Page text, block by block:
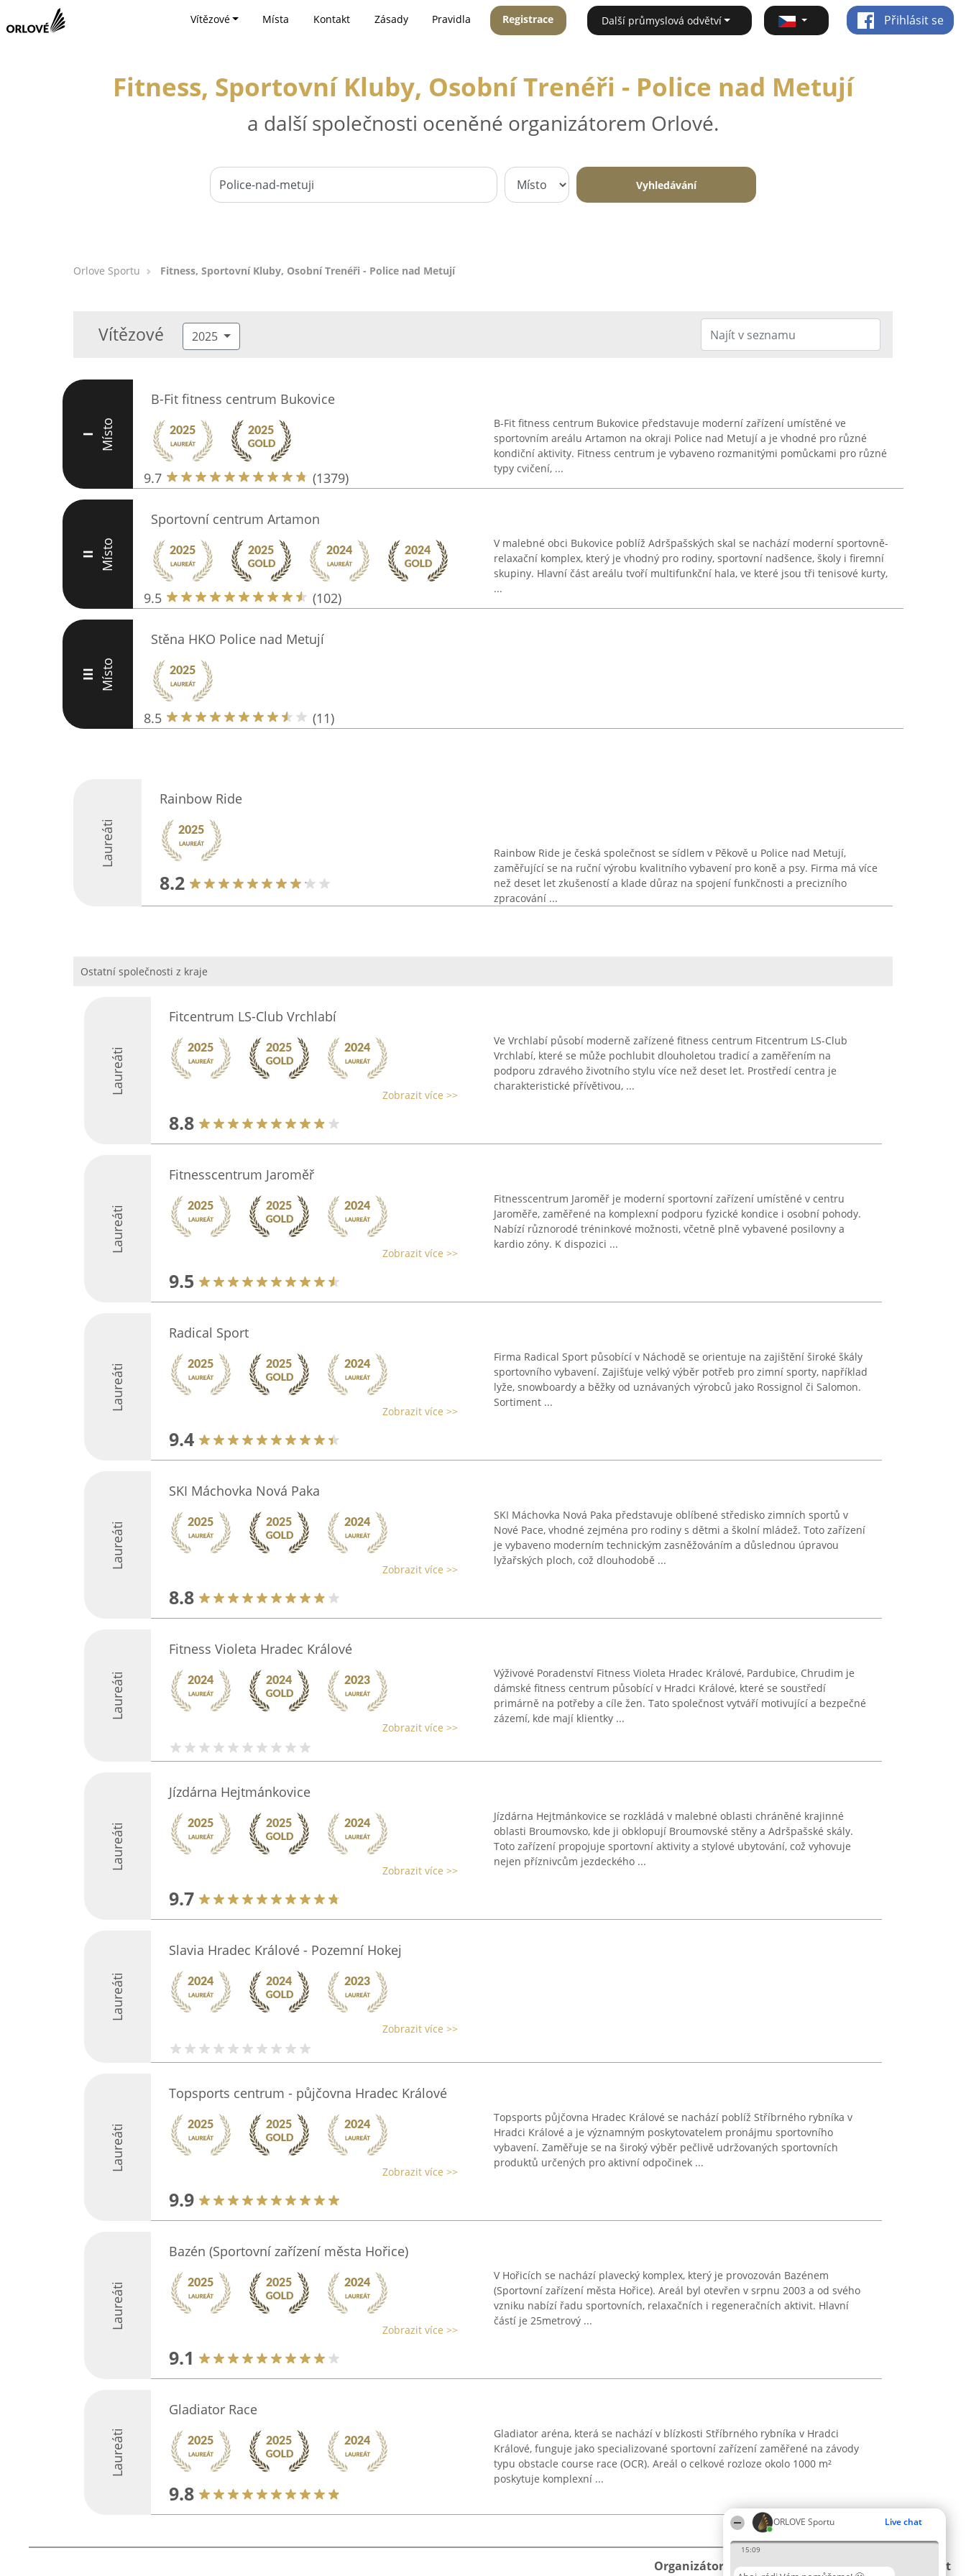
ORLOVE Sportu Live chat
15:09
Vítězové Místa Kontakt Zásady Pravidla Registrace Další průmyslová odvětví Přihlásit se
Fitness, Sportovní Kluby, Osobní Trenéři - Police nad Metují
a další společnosti oceněné organizátorem Orlové.
Vyhledávání
Orlove Sportu Fitness, Sportovní Kluby, Osobní Trenéři - Police nad Metují
Vítězové 2025
I Místo
B-Fit fitness centrum Bukovice
9.7 (1379)
B-Fit fitness centrum Bukovice představuje moderní zařízení umístěné ve
sportovním areálu Artamon na okraji Police nad Metují a je vhodné pro různé
kondiční aktivity. Fitness centrum je vybaveno rozmanitými pomůckami pro různé
typy cvičení, ...
II Místo
Sportovní centrum Artamon
9.5 (102)
V malebné obci Bukovice poblíž Adršpašských skal se nachází moderní sportovně-
relaxační komplex, který je vhodný pro rodiny, sportovní nadšence, školy i firemní
skupiny. Hlavní část areálu tvoří multifunkční hala, ve které jsou tři tenisové kurty,
...
III Místo
Stěna HKO Police nad Metují
8.5 (11)
Laureáti
Rainbow Ride
8.2
Rainbow Ride je česká společnost se sídlem v Pěkově u Police nad Metují,
zaměřující se na ruční výrobu kvalitního vybavení pro koně a psy. Firma má více
než deset let zkušeností a klade důraz na spojení funkčnosti a precizního
zpracování ...
Ostatní společnosti z kraje
Laureáti
Fitcentrum LS-Club Vrchlabí
Zobrazit více >>
8.8
Ve Vrchlabí působí moderně zařízené fitness centrum Fitcentrum LS-Club
Vrchlabí, které se může pochlubit dlouholetou tradicí a zaměřením na
podporu zdravého životního stylu více než deset let. Prostředí centra je
charakteristické přívětivou, ...
Laureáti
Fitnesscentrum Jaroměř
Zobrazit více >>
9.5
Fitnesscentrum Jaroměř je moderní sportovní zařízení umístěné v centru
Jaroměře, zaměřené na komplexní podporu fyzické kondice i osobní pohody.
Nabízí různorodé tréninkové možnosti, včetně plně vybavené posilovny a
kardio zóny. K dispozici ...
Laureáti
Radical Sport
Zobrazit více >>
9.4
Firma Radical Sport působící v Náchodě se orientuje na zajištění široké škály
sportovního vybavení. Zajišťuje velký výběr potřeb pro zimní sporty, například
lyže, snowboardy a běžky od uznávaných výrobců jako Rossignol či Salomon.
Sortiment ...
Laureáti
SKI Máchovka Nová Paka
Zobrazit více >>
8.8
SKI Máchovka Nová Paka představuje oblíbené středisko zimních sportů v
Nové Pace, vhodné zejména pro rodiny s dětmi a školní mládež. Toto zařízení
je vybaveno moderním technickým zasněžováním a důslednou úpravou
lyžařských ploch, což dlouhodobě ...
Laureáti
Fitness Violeta Hradec Králové
Zobrazit více >>
Výživové Poradenství Fitness Violeta Hradec Králové, Pardubice, Chrudim je
dámské fitness centrum působící v Hradci Králové, které se soustředí
primárně na potřeby a cíle žen. Tato společnost vytváří motivující a bezpečné
zázemí, kde mají klientky ...
Laureáti
Jízdárna Hejtmánkovice
Zobrazit více >>
9.7
Jízdárna Hejtmánkovice se rozkládá v malebné oblasti chráněné krajinné
oblasti Broumovsko, kde ji obklopují Broumovské stěny a Adršpašské skály.
Toto zařízení propojuje sportovní aktivity a stylové ubytování, což vyhovuje
nejen příznivcům jezdeckého ...
Laureáti
Slavia Hradec Králové - Pozemní Hokej
Zobrazit více >>
Laureáti
Topsports centrum - půjčovna Hradec Králové
Zobrazit více >>
9.9
Topsports půjčovna Hradec Králové se nachází poblíž Stříbrného rybníka v
Hradci Králové a je významným poskytovatelem pronájmu sportovního
vybavení. Zaměřuje se na široký výběr pečlivě udržovaných sportovních
produktů určených pro aktivní odpočinek ...
Laureáti
Bazén (Sportovní zařízení města Hořice)
Zobrazit více >>
9.1
V Hořicích se nachází plavecký komplex, který je provozován Bazénem
(Sportovní zařízení města Hořice). Areál byl otevřen v srpnu 2003 a od svého
vzniku nabízí řadu sportovních, relaxačních i regeneračních aktivit. Hlavní
částí je 25metrový ...
Laureáti
Gladiator Race
9.8
Gladiator aréna, která se nachází v blízkosti Stříbrného rybníka v Hradci
Králové, funguje jako specializované sportovní zařízení zaměřené na závody
typu obstacle course race (OCR). Areál o celkové rozloze okolo 1000 m²
poskytuje komplexní ...
Organizátor hlasování Plebiscyt Kontakt